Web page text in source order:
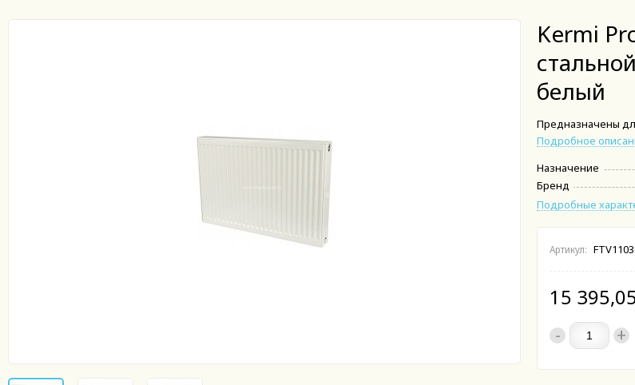
Kermi
белый
Предназначены
Подробное
Назначение
Бренд
Подробные
Артикул:
15
- +